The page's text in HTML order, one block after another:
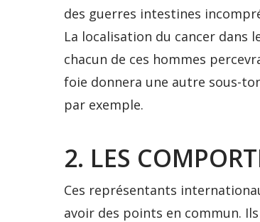
des guerres intestines
La localisation du cancer dans
chacun de ces hommes
foie donnera une autre sous-
par exemple.
2. LES
Ces représentants
avoir des points en commun.